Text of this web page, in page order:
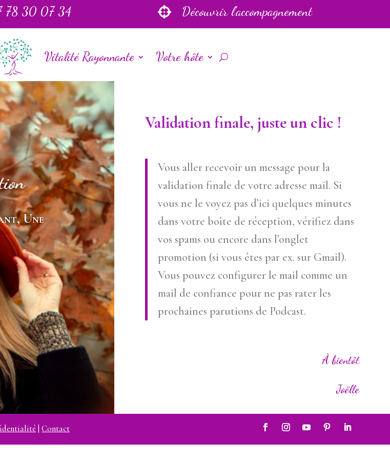
78 30 07 34  Découvrir l'accompagnement
Vitalité Rayonnante Votre hôte
Une
Validation finale, juste un clic !
Vous aller recevoir un message pour la
validation finale de votre adresse mail. Si
vous ne le voyez pas d’ici quelques minutes
dans votre boîte de réception, vérifiez dans
vos spams ou encore dans l’onglet
promotion (si vous êtes par ex. sur Gmail).
Vous pouvez configurer le mail comme un
mail de confiance pour ne pas rater les
prochaines parutions de Podcast.
À bientôt
Joëlle
|Contact